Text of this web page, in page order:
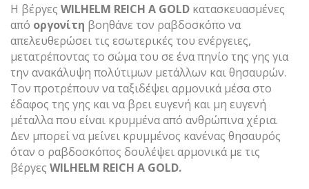
Η βέργες WILHELM REICH Α GOLD κατασκευασμένες
από οργονίτη βοηθάνε τον ραβδοσκόπο να
απελευθερώσει τις εσωτερικές του ενέργειες,
μετατρέποντας το σώμα του σε ένα πηνίο της γης για
την ανακάλυψη πολύτιμων μετάλλων και θησαυρών.
Τον προτρέπουν να ταξιδέψει αρμονικά μέσα στο
έδαφος της γης και να βρει ευγενή και μη ευγενή
μέταλλα που είναι κρυμμένα από ανθρώπινα χέρια.
Δεν μπορεί να μείνει κρυμμένος κανένας θησαυρός
όταν ο ραβδοσκόπος δουλέψει αρμονικά με τις
βέργες WILHELM REICH Α GOLD.